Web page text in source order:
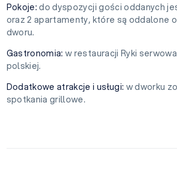
Pokoje:do dyspozycji gości oddanych
oraz 2 apartamenty, które są oddalone
dworu.
Gastronomia:w restauracji Ryki
polskiej.
Dodatkowe atrakcje i usługi: w dworku
spotkania grillowe.